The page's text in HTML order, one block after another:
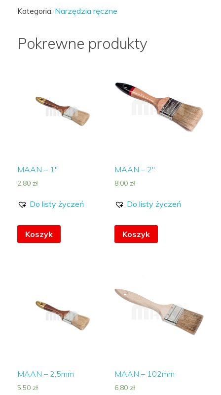
WAŁEK
Kategoria: Narzędzia ręczne
Pokrewne produkty
MAAN – 1″
2,80 zł
Do listy życzeń
Koszyk
MAAN – 2″
8,00 zł
Do listy życzeń
Koszyk
MAAN – 2,5mm
5,50 zł
MAAN – 102mm
6,80 zł